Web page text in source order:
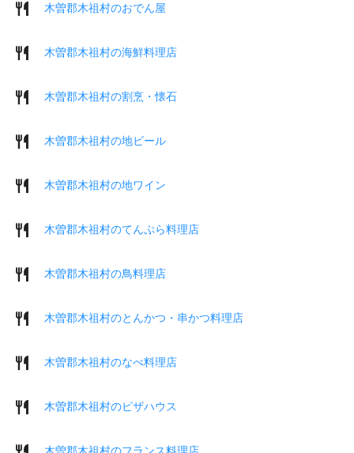
木曽郡木祖村のおでん屋
木曽郡木祖村の海鮮料理店
木曽郡木祖村の割烹・懐石
木曽郡木祖村の地ビール
木曽郡木祖村の地ワイン
木曽郡木祖村のてんぷら料理店
木曽郡木祖村の鳥料理店
木曽郡木祖村のとんかつ・串かつ料理店
木曽郡木祖村のなべ料理店
木曽郡木祖村のピザハウス
木曽郡木祖村のフランス料理店